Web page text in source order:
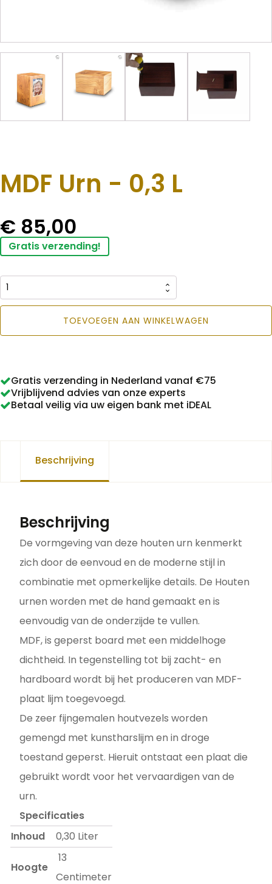
MDF Urn - 0,3 L
€ 85,00
Gratis verzending!
MDF
Urn
aantal
TOEVOEGEN AAN WINKELWAGEN
Gratis verzending in Nederland vanaf €75
Vrijblijvend advies van onze experts
Betaal veilig via uw eigen bank met iDEAL
Beschrijving
Beschrijving
De vormgeving van deze houten urn kenmerkt
zich door de eenvoud en de moderne stijl in
combinatie met opmerkelijke details. De Houten
urnen worden met de hand gemaakt en is
eenvoudig van de onderzijde te vullen.
MDF, is geperst board met een middelhoge
dichtheid. In tegenstelling tot bij zacht- en
hardboard wordt bij het produceren van MDF-
plaat lijm toegevoegd.
De zeer fijngemalen houtvezels worden
gemengd met kunstharslijm en in droge
toestand geperst. Hieruit ontstaat een plaat die
gebruikt wordt voor het vervaardigen van de
urn.
Specificaties
Inhoud
0,30 Liter
Hoogte
13
Centimeter